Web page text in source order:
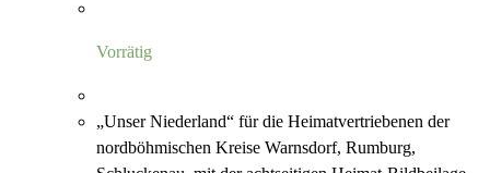
Vorrätig
„Unser Niederland“ für die Heimatvertriebenen der
nordböhmischen Kreise Warnsdorf, Rumburg,